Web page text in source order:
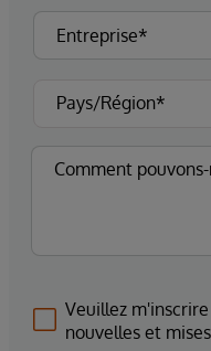
Veuillez
nouvelles et